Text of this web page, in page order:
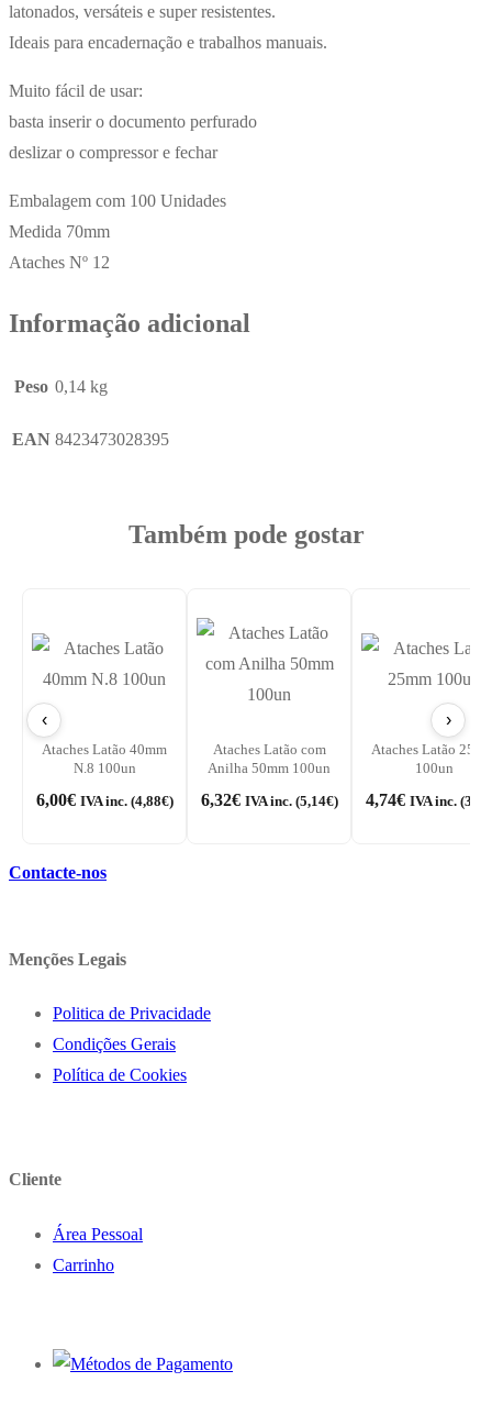
latonados, versáteis e super resistentes.
Ideais para encadernação e trabalhos manuais.
Muito fácil de usar:
basta inserir o documento perfurado
deslizar o compressor e fechar
Embalagem com 100 Unidades
Medida 70mm
Ataches Nº 12
Informação adicional
Peso 0,14 kg
EAN 8423473028395
Também pode gostar
Ataches Latão 40mm
N.8 100un
6,00€ IVA inc. (4,88€)
Ataches Latão com
Anilha 50mm 100un
6,32€ IVA inc. (5,14€)
Ataches Latão
100un
4,74€ IVA inc. (3,85
‹ ›
Contacte-nos
Menções Legais
Politica de Privacidade
Condições Gerais
Política de Cookies
Cliente
Área Pessoal
Carrinho